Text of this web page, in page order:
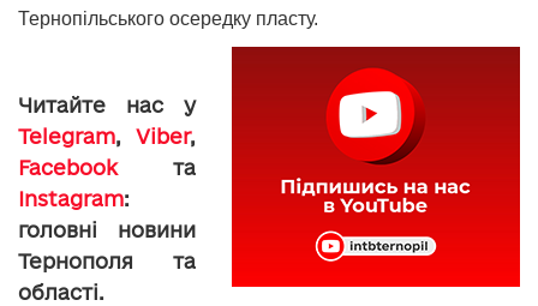
Тернопільського осередку пласту.
Читайте нас у
Telegram, Viber,
Facebookта
Instagram:
головні новини
Тернополя та
області.